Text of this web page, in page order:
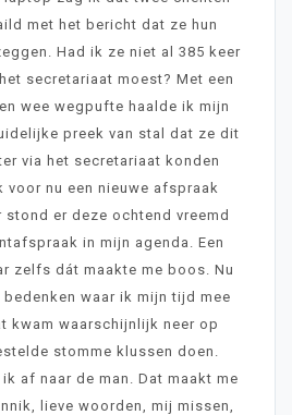
met het bericht dat ze hun
Had ik ze niet al 385 keer
secretariaat moest? Met een
wee wegpufte haalde ik mijn
preek van stal dat ze dit
via het secretariaat konden
voor nu een nieuwe afspraak
stond er deze ochtend vreemd
in mijn agenda. Een
zelfs dát maakte me boos. Nu
waar ik mijn tijd mee
kwam waarschijnlijk neer op
stomme klussen doen.
af naar de man. Dat maakt me
lieve woorden, mij missen,